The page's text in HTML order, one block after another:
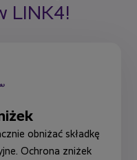
LINK4!
obniżać składkę
Ochrona zniżek